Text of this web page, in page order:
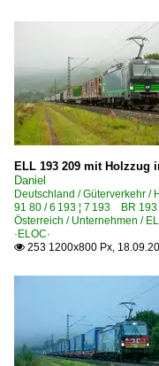
ELL 193 209 mit Holzzug
Daniel
Deutschland / Güterverkehr /
91 80 / 6 193 ¦ 7 193 BR
Österreich / Unternehmen /
·ELOC·
 253 1200x800 Px,